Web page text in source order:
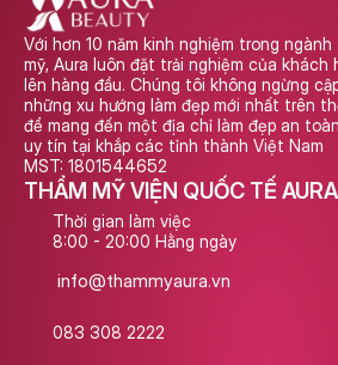
Với hơn 10 năm kinh nghiệm trong ngành
mỹ, Aura luôn đặt trải nghiệm của khách
lên hàng đầu. Chúng tôi không ngừng
những xu hướng làm đẹp mới nhất trên
để mang đến một địa chỉ làm đẹp an
uy tín tại khắp các tỉnh thành Việt Nam
MST: 1801544652
THẨM MỸ VIỆN QUỐC TẾ AURA
Thời gian làm việc
8:00 - 20:00 Hằng ngày
info@thammyaura.vn
083 308 2222